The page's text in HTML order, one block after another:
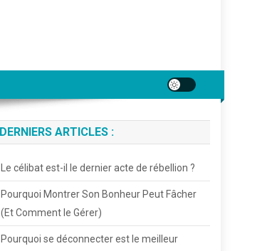
DERNIERS ARTICLES :
Le célibat est-il le dernier acte de rébellion ?
Pourquoi Montrer Son Bonheur Peut Fâcher
(Et Comment le Gérer)
Pourquoi se déconnecter est le meilleur